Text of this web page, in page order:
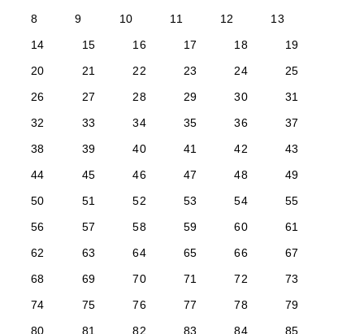
8
9 10 11 12
13
14
15 16 17 18
19
20
21 22 23 24
25
26
27 28 29 30
31
32
33 34 35 36
37
38
39 40 41 42
43
44
45 46 47 48
49
50
51 52 53 54
55
56
57 58 59 60
61
62
63 64 65 66
67
68
69 70 71 72
73
74
75 76 77 78
79
80
81 82 83 84
85